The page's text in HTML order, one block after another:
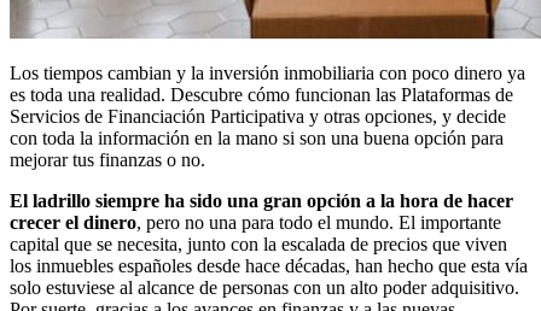
Los tiempos cambian y la inversión inmobiliaria con poco dinero ya
es toda una realidad. Descubre cómo funcionan las Plataformas de
Servicios de Financiación Participativa y otras opciones, y decide
con toda la información en la mano si son una buena opción para
mejorar tus finanzas o no.
El ladrillo siempre ha sido una gran opción a la hora de hacer
crecer el dinero, pero no una para todo el mundo. El importante
capital que se necesita, junto con la escalada de precios que viven
los inmuebles españoles desde hace décadas, han hecho que esta vía
solo estuviese al alcance de personas con un alto poder adquisitivo.